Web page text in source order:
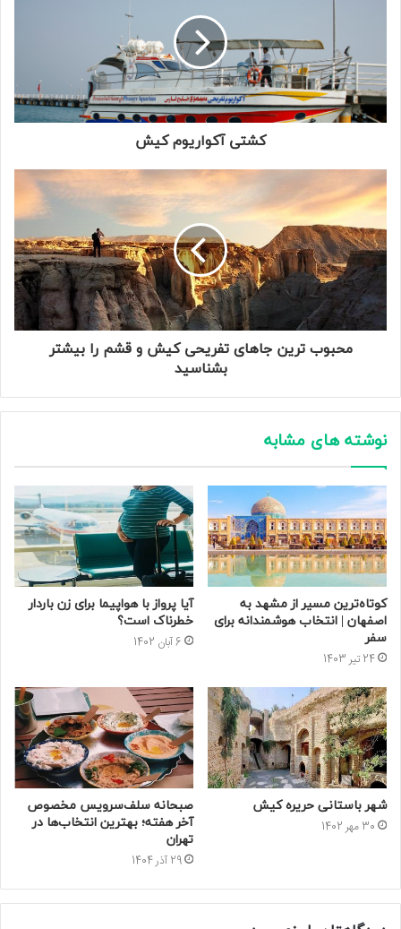
کشتی آکواریوم کیش
محبوب ترین جاهای تفریحی کیش و قشم را بیشتر
بشناسید
نوشته های مشابه
کوتاه‌ترین مسیر از مشهد به
اصفهان | انتخاب هوشمندانه برای
سفر
24 تیر 1403
آیا پرواز با هواپیما برای زن باردار
خطرناک است؟
6 آبان 1402
شهر باستانی حریره کیش
30 مهر 1402
صبحانه سلف‌سرویس مخصوص
آخر هفته؛ بهترین انتخاب‌ها در
تهران
29 آذر 1404